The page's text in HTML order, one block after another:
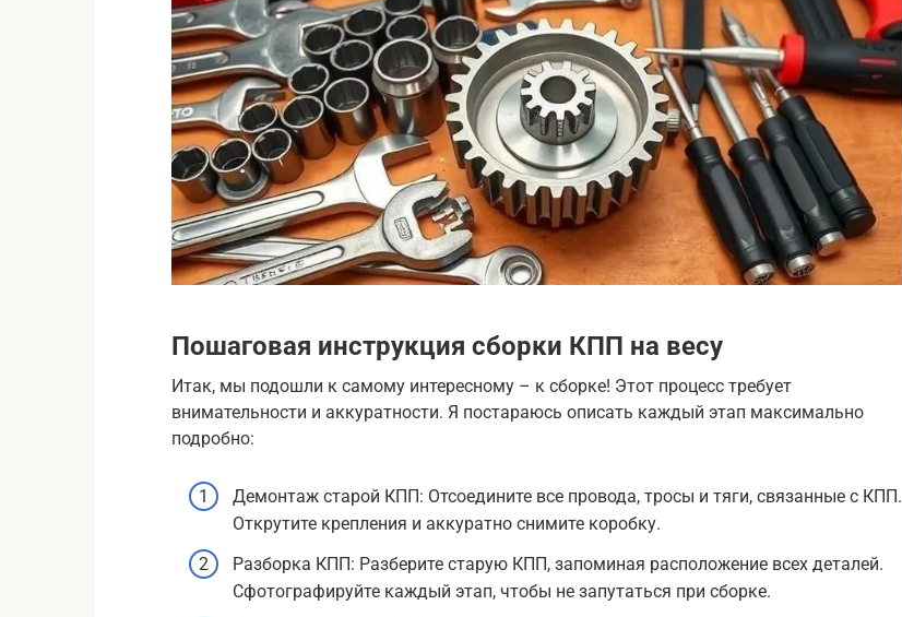
Пошаговая инструкция сборки КПП на весу
Итак, мы подошли к самому интересному – к сборке! Этот процесс требует
внимательности и аккуратности. Я постараюсь описать каждый этап максимально
подробно:
Демонтаж старой КПП: Отсоедините все провода, тросы и тяги, связанные с КПП.
Открутите крепления и аккуратно снимите коробку.
Разборка КПП: Разберите старую КПП, запоминая расположение всех деталей.
Сфотографируйте каждый этап, чтобы не запутаться при сборке.